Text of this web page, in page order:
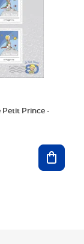
Petit Prince -